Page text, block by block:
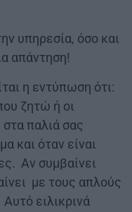
υπηρεσία, όσο και
απάντηση!
η εντύπωση ότι:
ζητώ ή οι
παλιά σας
και όταν είναι
Αν συμβαίνει
με τους απλούς
ειλικρινά